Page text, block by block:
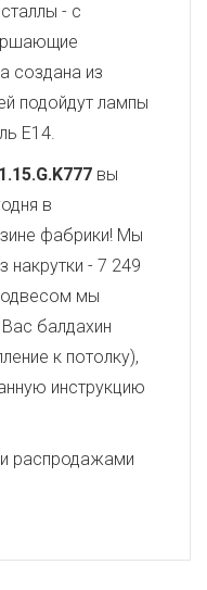
- с
создана из
подойдут лампы
E14.
вы
в
фабрики! Мы
накрутки - 7 249
мы
балдахин
к потолку),
инструкцию
распродажами